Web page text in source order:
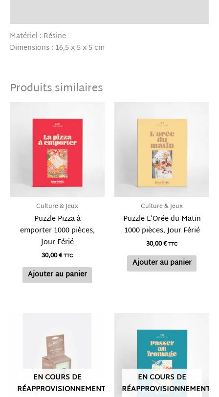
Matériel : Résine
Dimensions : 16,5 x 5 x 5 cm
Produits similaires
Culture & Jeux
Puzzle Pizza à
emporter 1000 pièces,
Jour Férié
30,00€TTC
Ajouter au panier
Culture & Jeux
Puzzle L’Orée du Matin
1000 pièces, Jour Férié
30,00€TTC
Ajouter au panier
EN COURS DE
RÉAPPROVISIONNEMENT
EN COURS DE
RÉAPPROVISIONNEMENT